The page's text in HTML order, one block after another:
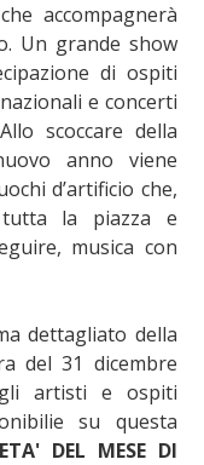
accompagnerà
Un grande show
di ospiti
e concerti
scoccare della
anno viene
d’artificio che,
tutta la piazza e
musica con
dettagliato della
del 31 dicembre
artisti e ospiti
su questa
DEL MESE DI